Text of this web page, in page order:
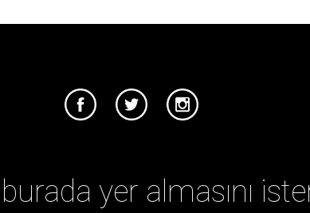
yer almasını